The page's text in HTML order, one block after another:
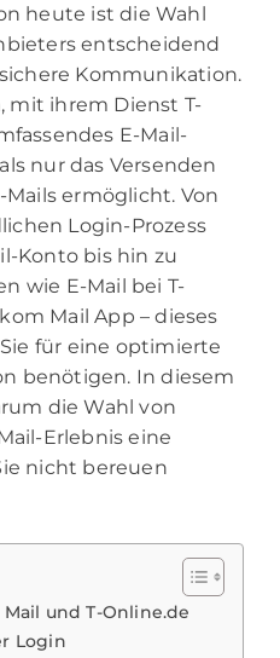
heute ist die Wahl
entscheidend
Kommunikation.
mit ihrem Dienst T-
E-Mail-
nur das Versenden
ermöglicht. Von
Login-Prozess
Konto bis hin zu
wie E-Mail bei T-
Mail App – dieses
für eine optimierte
benötigen. In diesem
die Wahl von
Erlebnis eine
nicht bereuen
und T-Online.de
Login